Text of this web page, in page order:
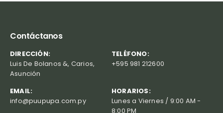
Contáctanos
DIRECCIÓN:
Luis De Bolanos &, Carios,
Asunción
TELÉFONO:
+595 981 212600
EMAIL:
info@puupupa.com.py
HORARIOS:
Lunes a Viernes / 9:00 AM -
8:00 PM